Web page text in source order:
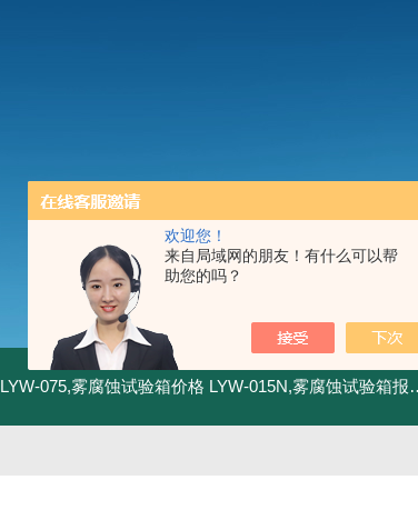
欢迎您！
来自局域网的朋友！有什么可以帮
助您的吗？
LYW-075,雾腐蚀试验箱价格 LYW-015N,雾腐蚀试验箱报价